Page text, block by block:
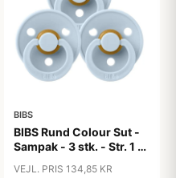
BIBS
BIBS Rund Colour Sut -
Sampak - 3 stk. - Str. 1 -
VEJL. PRIS 134,85 KR